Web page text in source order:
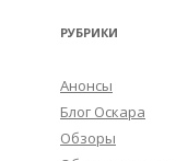
РУБРИКИ
Анонсы
Блог Оскара
Обзоры